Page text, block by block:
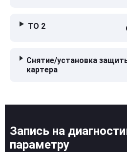
ТО 2
Снятие/установка
картера
Запись на
параметру